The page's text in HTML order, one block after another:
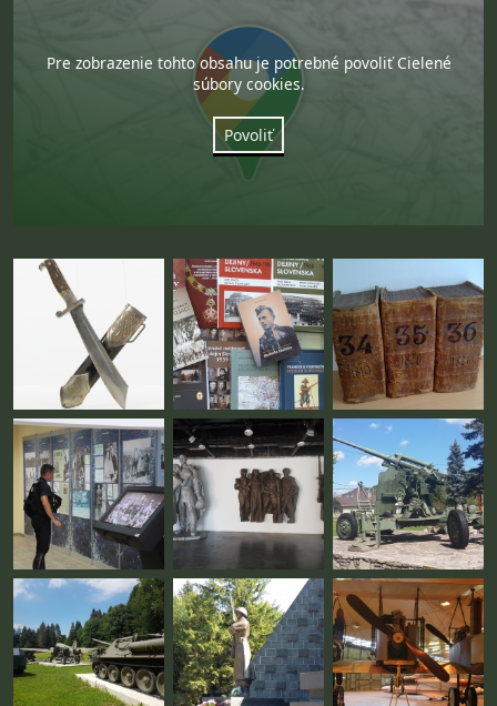
Pre zobrazenie tohto obsahu je potrebné povoliť Cielené
súbory cookies.
Povoliť
Fotogaléria